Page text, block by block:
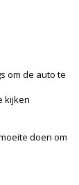
om de auto te
kijken
doen om